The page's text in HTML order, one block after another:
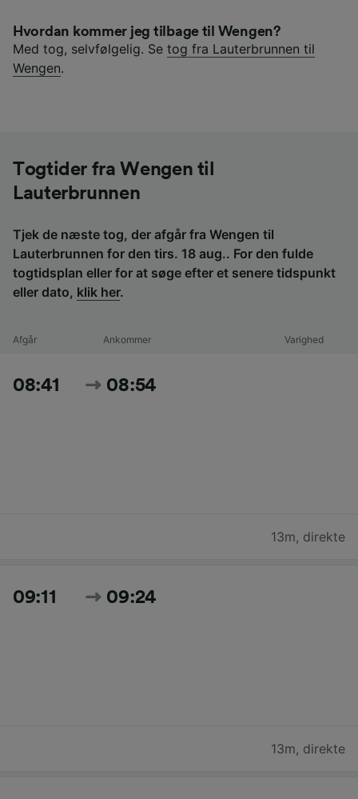
Hvordan kommer jeg tilbage til Wengen?
Med tog, selvfølgelig. Se tog fra Lauterbrunnen til
Wengen.
Togtider fra Wengen til
Lauterbrunnen
Tjek de næste tog, der afgår fra Wengen til
Lauterbrunnen for den tirs. 18 aug.. For den fulde
togtidsplan eller for at søge efter et senere tidspunkt
eller dato, klik her.
Afgår Ankommer Varighed
08:41 08:54
13m, direkte
09:11 09:24
13m, direkte